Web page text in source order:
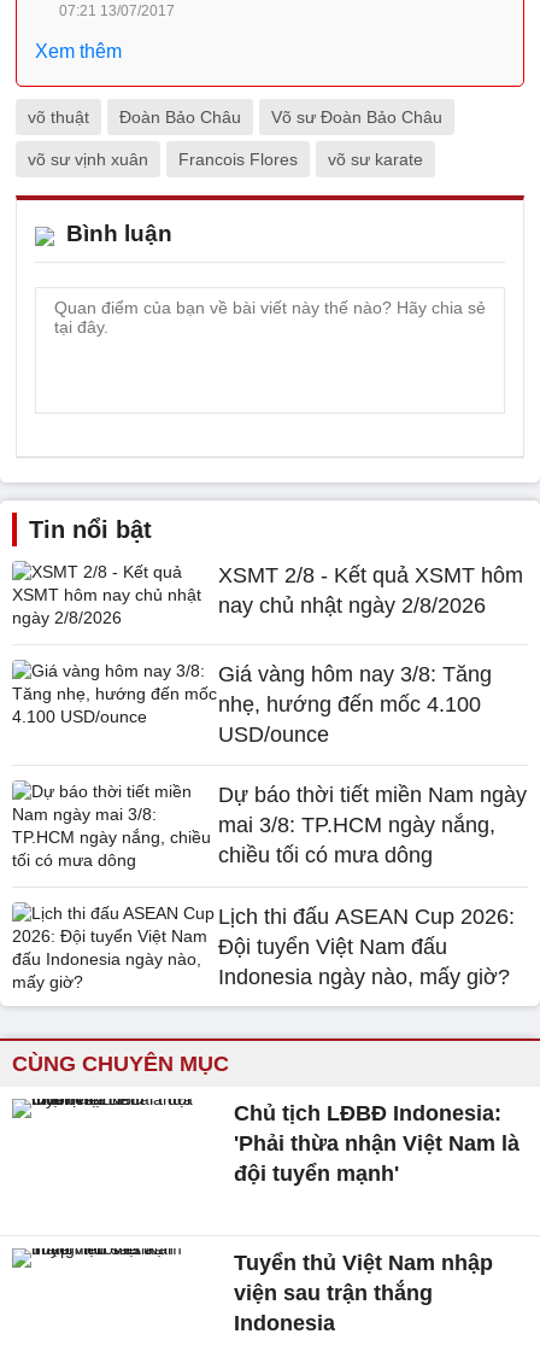
07:21 13/07/2017
Xem thêm
võ thuật Đoàn Bảo Châu Võ sư Đoàn Bảo Châu
võ sư vịnh xuân Francois Flores võ sư karate
Bình luận
Tin nổi bật
XSMT 2/8 - Kết quả XSMT hôm
nay chủ nhật ngày 2/8/2026
Giá vàng hôm nay 3/8: Tăng
nhẹ, hướng đến mốc 4.100
USD/ounce
Dự báo thời tiết miền Nam ngày
mai 3/8: TP.HCM ngày nắng,
chiều tối có mưa dông
Lịch thi đấu ASEAN Cup 2026:
Đội tuyển Việt Nam đấu
Indonesia ngày nào, mấy giờ?
CÙNG CHUYÊN MỤC
Chủ tịch LĐBĐ Indonesia:
'Phải thừa nhận Việt Nam là
đội tuyển mạnh'
Tuyển thủ Việt Nam nhập
viện sau trận thắng
Indonesia